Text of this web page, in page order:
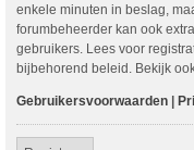
enkele minuten in beslag,
forumbeheerder kan ook
gebruikers. Lees voor
bijbehorend beleid. Bekijk
Gebruikersvoorwaarden |